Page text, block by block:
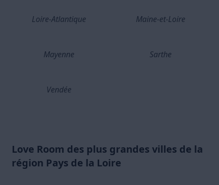
Loire-Atlantique Maine-et-Loire
Mayenne Sarthe
Vendée
Love Room des plus grandes villes de la
région Pays de la Loire